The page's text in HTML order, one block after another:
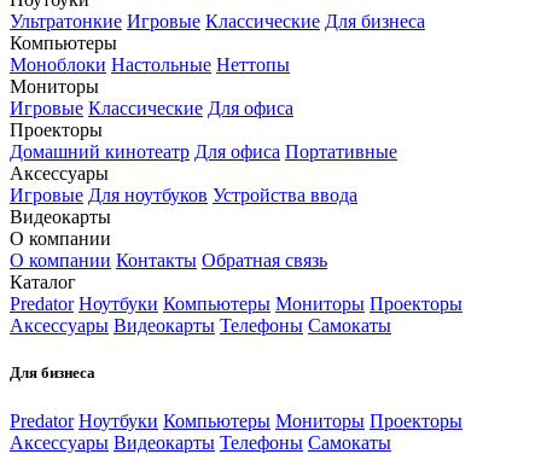
Ультратонкие Игровые Классические Для бизнеса
Компьютеры
Моноблоки Настольные Неттопы
Мониторы
Игровые Классические Для офиса
Проекторы
Домашний кинотеатр Для офиса Портативные
Аксессуары
Игровые Для ноутбуков Устройства ввода
Видеокарты
О компании
О компании Контакты Обратная связь
Каталог
Predator Ноутбуки Компьютеры Мониторы Проекторы
Аксессуары Видеокарты Телефоны Самокаты
Для бизнеса
Predator Ноутбуки Компьютеры Мониторы Проекторы
Аксессуары Видеокарты Телефоны Самокаты